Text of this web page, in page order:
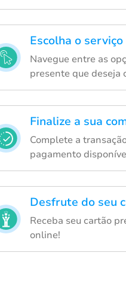
Escolha o
Navegue entre as
presente que deseja
Finalize a sua
Complete a
pagamento
Desfrute do seu
Receba seu cartão
online!